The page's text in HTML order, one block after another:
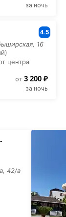
за ночь
4.5
16
центра
от 3 200 ₽
за ночь
42/а